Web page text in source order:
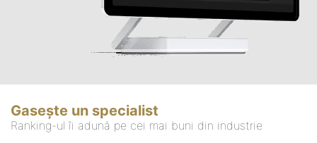
Gasește un specialist
Ranking-ul îi adună pe cei mai buni din industrie